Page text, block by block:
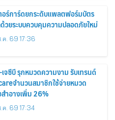
อร์การ์ดยกระดับแพลตฟอร์มบัตร
วยระบบควบคุมความปลอดภัยใหม่
ค. 69 17:36
เจซีบี รุกหมวดความงาม รับเทรนด์
จำนวนสมาชิกใช้จ่ายหมวด
สำอางเพิ่ม 26%
ค. 69 17:34